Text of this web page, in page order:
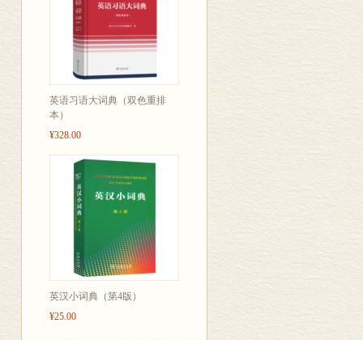
英语习语大词典（双色重排
本）
¥328.00
英汉小词典（第4版）
¥25.00